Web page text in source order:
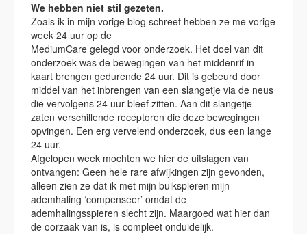
We hebben niet stil gezeten.
Zoals ik in mijn vorige blog schreef hebben ze me vorige
week 24 uur op de
MediumCare gelegd voor onderzoek. Het doel van dit
onderzoek was de bewegingen van het middenrif in
kaart brengen gedurende 24 uur. Dit is gebeurd door
middel van het inbrengen van een slangetje via de neus
die vervolgens 24 uur bleef zitten. Aan dit slangetje
zaten verschillende receptoren die deze bewegingen
opvingen. Een erg vervelend onderzoek, dus een lange
24 uur.
Afgelopen week mochten we hier de uitslagen van
ontvangen: Geen hele rare afwijkingen zijn gevonden,
alleen zien ze dat ik met mijn buikspieren mijn
ademhaling ‘compenseer’ omdat de
ademhalingsspieren slecht zijn. Maargoed wat hier dan
de oorzaak van is, is compleet onduidelijk.